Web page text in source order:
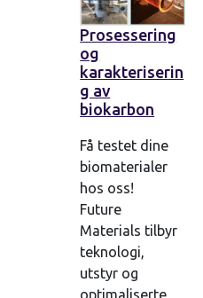
Prosessering
og
karakteriserin
g av
biokarbon
Få testet dine
biomaterialer
hos oss!
Future
Materials tilbyr
teknologi,
utstyr og
optimaliserte